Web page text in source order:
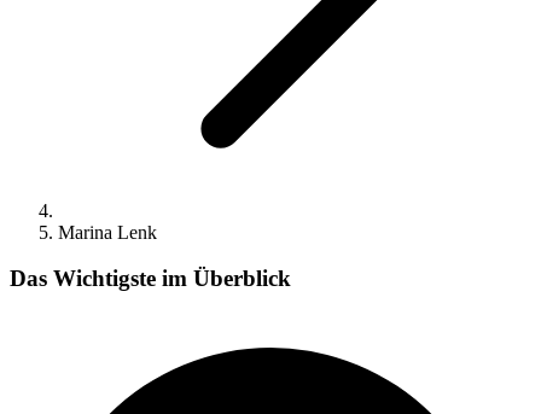
Marina Lenk
Das Wichtigste im Überblick